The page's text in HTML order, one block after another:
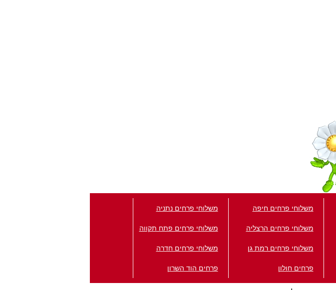
משלוחי פרחים חיפה משלוחי פרחים נתניה
משלוחי פרחים הרצליה משלוחי פרחים פתח תקווה
משלוחי פרחים רמת גן משלוחי פרחים חדרה
פרחים חולון פרחים הוד השרון